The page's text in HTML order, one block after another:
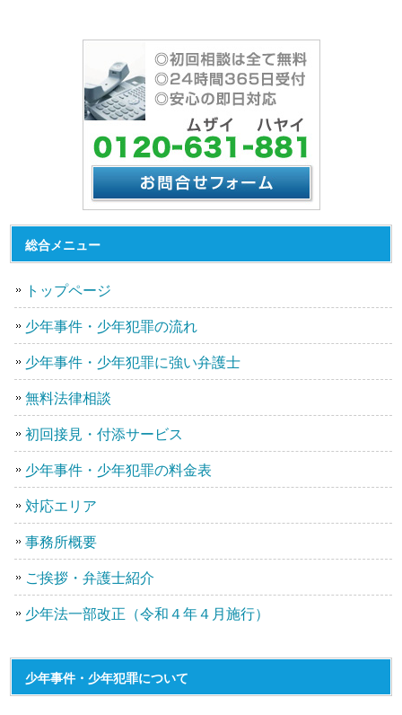
総合メニュー
トップページ
少年事件・少年犯罪の流れ
少年事件・少年犯罪に強い弁護士
無料法律相談
初回接見・付添サービス
少年事件・少年犯罪の料金表
対応エリア
事務所概要
ご挨拶・弁護士紹介
少年法一部改正（令和４年４月施行）
少年事件・少年犯罪について